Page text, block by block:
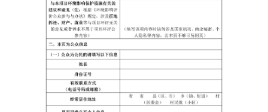
体验与服务
查询体验店
服务支持